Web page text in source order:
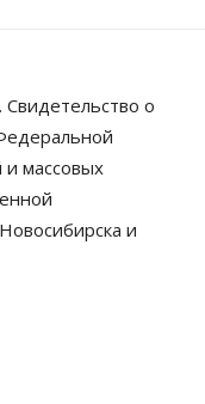
о
массовых
и